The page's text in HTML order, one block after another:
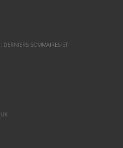
SOMMAIRES ET